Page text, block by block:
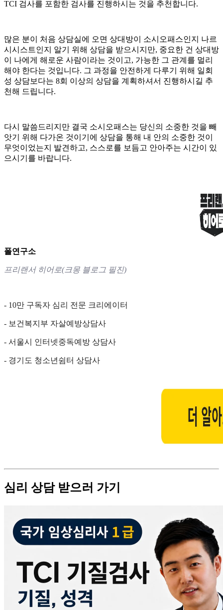
TCI 검사를 포함한 검사를 진행하시는 것을 추천합니다.
많은 분이 처음 상담실에 오면 상대방이 소시오패스인지 나르
시시스트인지 알기 위해 상담을 받으시지만, 중요한 건 상대방
이 나에게 해로운 사람이라는 것이고, 가능한 그 관계를 멀리
해야 한다는 것입니다. 그 과정을 안전하게 다루기 위해 일회
성 상담보다는 8회 이상의 상담을 계획하셔서 진행하시길 추
천해 드립니다.
다시 말씀드리지만 결국 소시오패스는 당신의 소중한 것을 빼
앗기 위해 다가온 것이기에 상담을 통해 내 안의 소중한 것이
무엇이었는지 발견하고, 스스로를 보듬고 안아주는 시간이 있
으시기를 바랍니다.
폴연구소
프리랜서 히어로(크몽 블로그 필진)
- 10만 구독자 심리 전문 크리에이터
- 보건복지부 자살예방상담사
- 서울시 인터넷중독예방 상담사
- 경기도 청소년쉼터 상담사
심리 상담 받으러 가기